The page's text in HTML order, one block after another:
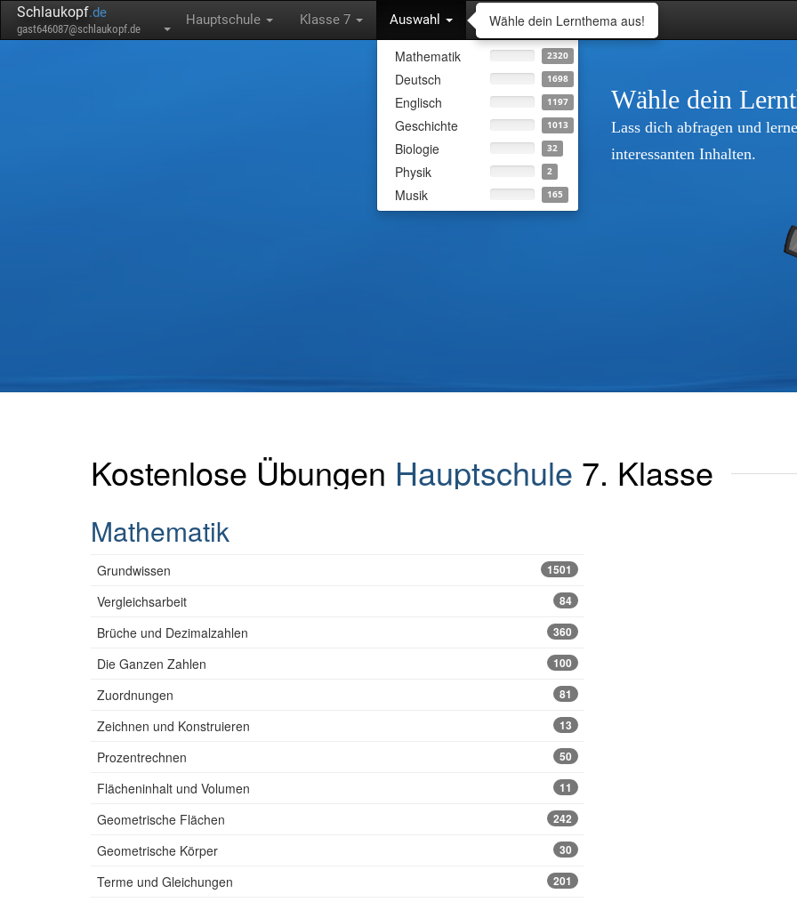
Schlaukopf.de
gast646087@schlaukopf.de
Hauptschule Klasse 7 Auswahl
Mathematik 2320
Deutsch 1698
Englisch 1197
Geschichte 1013
Biologie 32
Physik 2
Musik 165
Wähle dein
Lass dich abfragen und
interessanten Inhalten.
Kostenlose Übungen Hauptschule 7. Klasse
Mathematik
Grundwissen 1501
Vergleichsarbeit 84
Brüche und Dezimalzahlen 360
Die Ganzen Zahlen 100
Zuordnungen 81
Zeichnen und Konstruieren 13
Prozentrechnen 50
Flächeninhalt und Volumen 11
Geometrische Flächen 242
Geometrische Körper 30
Terme und Gleichungen 201
Wähle dein Lernthema aus!